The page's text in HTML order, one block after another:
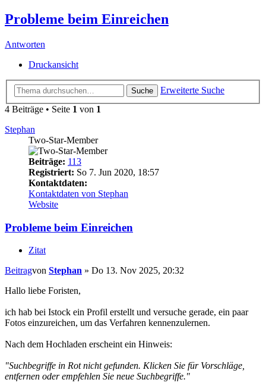
Probleme beim Einreichen
Antworten
Druckansicht
Suche
Erweiterte Suche
4 Beiträge • Seite 1 von 1
Stephan
Two-Star-Member
Beiträge: 113
Registriert: So 7. Jun 2020, 18:57
Kontaktdaten:
Kontaktdaten von Stephan
Website
Probleme beim Einreichen
Zitat
Beitragvon Stephan » Do 13. Nov 2025, 20:32
Hallo liebe Foristen,
ich hab bei Istock ein Profil erstellt und versuche gerade, ein paar
Fotos einzureichen, um das Verfahren kennenzulernen.
Nach dem Hochladen erscheint ein Hinweis:
"Suchbegriffe in Rot nicht gefunden. Klicken Sie für Vorschläge,
entfernen oder empfehlen Sie neue Suchbegriffe."